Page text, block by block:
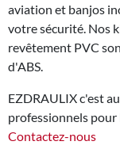
aviation et banjos
votre sécurité. Nos
revêtement PVC
d'ABS.
EZDRAULIX c'est
professionnels pour
Contactez-nous